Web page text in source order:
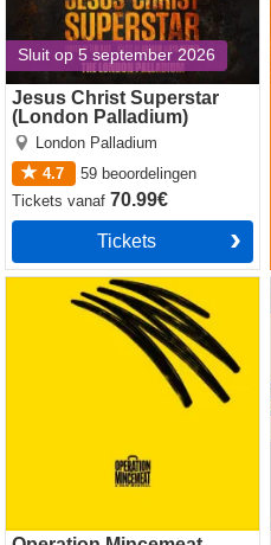
Sluit op 5 september 2026
Jesus Christ Superstar
(London Palladium)
London Palladium
4.7
59 beoordelingen
Ticketsvanaf 70.99€
Tickets
Operation Mincemeat